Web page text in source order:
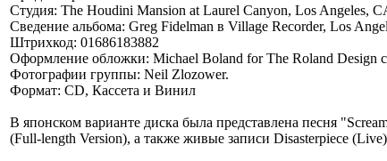
Студия: The Houdini Mansion at Laurel Canyon, Los Angeles,
Сведение альбома: Greg Fidelman в Village Recorder, Los
Штрихкод: 01686183882
Оформление обложки: Michael Boland for The Roland Design
Фотографии группы: Neil Zlozower.
Формат: CD, Кассета и Винил
В японском варианте диска была представлена песня
(Full-length Version), а также живые записи Disasterpiece